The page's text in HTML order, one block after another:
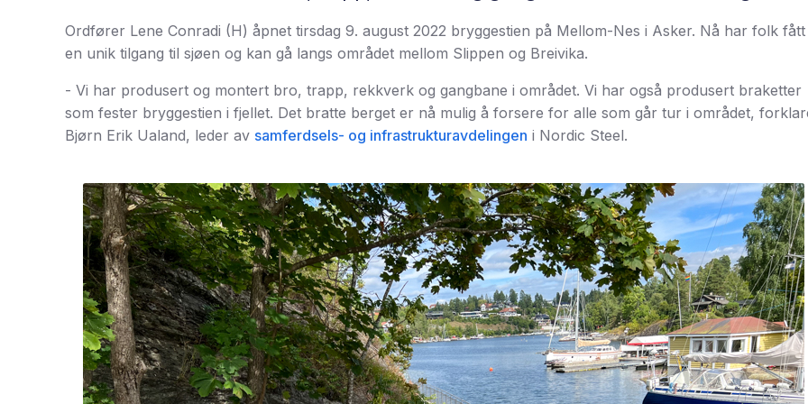
Ordfører Lene Conradi (H) åpnet tirsdag 9. august 2022 bryggestien på Mellom-Nes i Asker. Nå har folk fått
en unik tilgang til sjøen og kan gå langs området mellom Slippen og Breivika.
- Vi har produsert og montert bro, trapp, rekkverk og gangbane i området. Vi har også produsert braketter
som fester bryggestien i fjellet. Det bratte berget er nå mulig å forsere for alle som går tur i området,
Bjørn Erik Ualand, leder av samferdsels- og infrastrukturavdelingen i Nordic Steel.